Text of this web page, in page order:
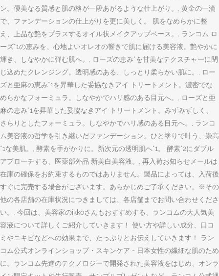
ン。優美なる質感と肌の格が一段あがるような仕上がり。, 黄金の一滴
で、ファンデーションの仕上がりを更に美しく。 肌をなめらかに整
え、上品な艶をプラスするオイル状メイクアップベース。, ランコム ロ
ーズ*1の恵みを、心地よいオレオの響きで肌に届ける美容液。艶やかに
輝き、しなやかに弾む肌へ。, ローズの恵み*を甘美なテクスチャーに閉
じ込めたクレンジング。透明感のある、しっとり柔らかい肌に。, ロー
ズと亜麻の恵み*1を昇華した妥協なきアイ トリートメント。濃密でな
めらかなフォーミュラ。しなやかでハリ感のある目元へ。, ローズと亜
麻の恵み*1を昇華した妥協なきアイ トリートメント。みずみずしく、
さらりとしたフォーミュラ。しなやかでハリ感のある目元へ。, ランコ
ム美容液の哲学を引き継いだファンデーション。ひと塗りで叶う、崇高
*1な美肌。, 酵素を手がかりに。新次元の透明肌へ*1。 酵素*2にダブル
アプローチする、医薬部外品 新美白美容液。, 再入荷お知らせメールは
在庫の確保をお約束するものではありません。製品によっては、入荷後
すぐに完売する場合がございます。あらかじめご了承ください。※その
他の各店舗の在庫状況につきましては、各店舗までお問い合わせくださ
い。. 今回は、美容家のikkoさんもおすすめする、ランコムの大人気美
容液について詳しくご紹介していきます！ 使い方や詳しい成分、口コ
ミやニキビなどへの効果まで、たっぷりとお伝えしていきます！ ラン
コム公式オンラインショップ・スキンケア - 日本女性の繊細な肌のため
に。ランコム先進のテクノロジーで開発された美容液をはじめ、オンラ